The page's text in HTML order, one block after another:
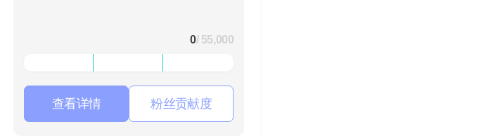
0/ 55,000
查看详情 粉丝贡献度